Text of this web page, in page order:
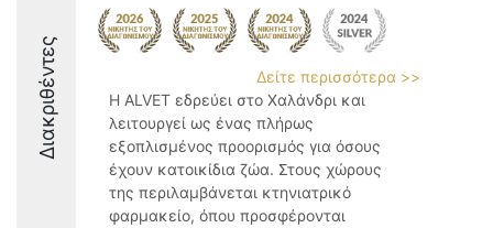
Διακριθέντες
Δείτε περισσότερα >>
Η ALVET εδρεύει στο Χαλάνδρι και
λειτουργεί ως ένας πλήρως
εξοπλισμένος προορισμός για όσους
έχουν κατοικίδια ζώα. Στους χώρους
της περιλαμβάνεται κτηνιατρικό
φαρμακείο, όπου προσφέρονται